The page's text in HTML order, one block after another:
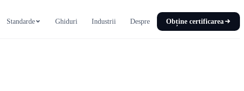
Standarde Ghiduri Industrii Despre Obține certificarea